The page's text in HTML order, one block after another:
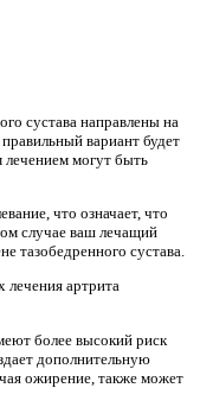
сустава направлены на
вариант будет
лечением могут быть
что означает, что
случае ваш лечащий
тазобедренного сустава.
лечения артрита
более высокий риск
дополнительную
ожирение, также может